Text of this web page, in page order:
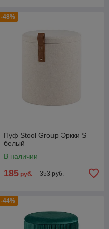
-48%
Пуф Stool Group Эркки S
белый
В наличии
185 руб. 353 руб.
-44%